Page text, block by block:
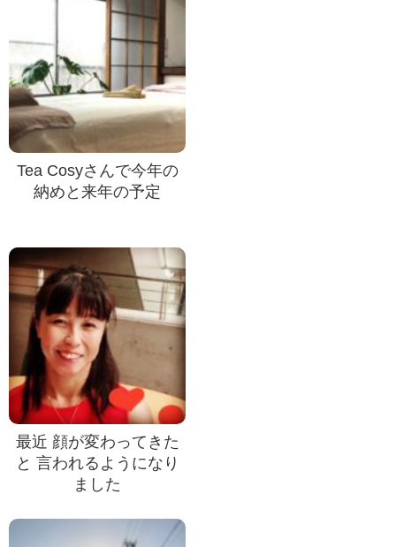
Tea Cosyさんで今年の
納めと来年の予定
最近 顔が変わってきた
と 言われるようになり
ました